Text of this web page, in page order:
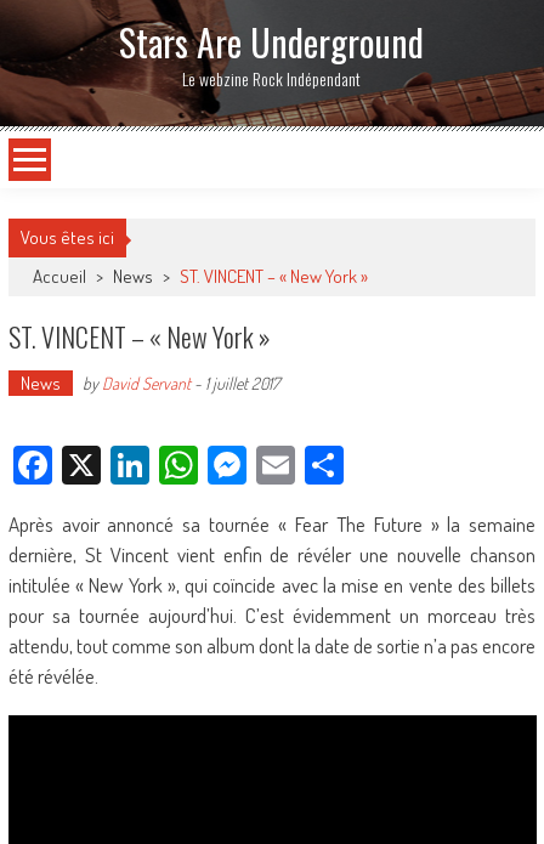
Stars Are Underground
Le webzine Rock Indépendant
Vous êtes ici
Accueil > News > ST. VINCENT – « New York »
ST. VINCENT – « New York »
News byDavid Servant- 1 juillet 2017
Facebook
X LinkedIn
WhatsApp
Messenger
EmailPartager
Après avoir annoncé sa tournée « Fear The Future » la semaine
dernière, St Vincent vient enfin de révéler une nouvelle chanson
intitulée « New York », qui coïncide avec la mise en vente des billets
pour sa tournée aujourd’hui. C’est évidemment un morceau très
attendu, tout comme son album dont la date de sortie n’a pas encore
été révélée.